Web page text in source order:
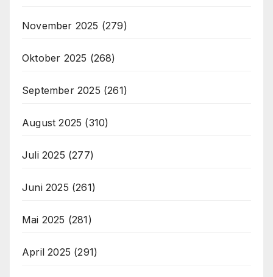
November 2025 (279)
Oktober 2025 (268)
September 2025 (261)
August 2025 (310)
Juli 2025 (277)
Juni 2025 (261)
Mai 2025 (281)
April 2025 (291)